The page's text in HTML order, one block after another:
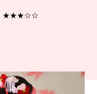
： ★★★☆☆